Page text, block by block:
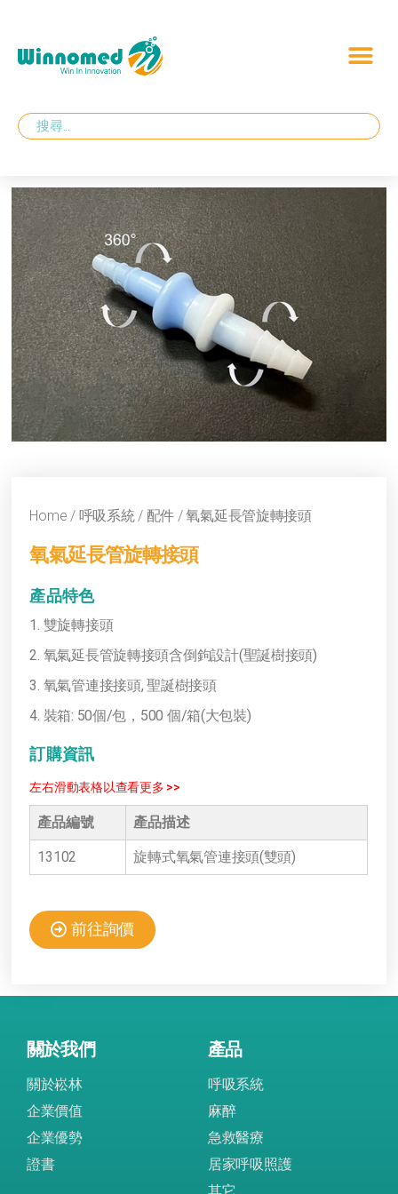
Home / 呼吸系統/ 配件 / 氧氣延長管旋轉接頭
氧氣延長管旋轉接頭
產品特色
1. 雙旋轉接頭
2. 氧氣延長管旋轉接頭含倒鉤設計(聖誕樹接頭)
3. 氧氣管連接接頭, 聖誕樹接頭
4. 裝箱: 50個/包，500 個/箱(大包裝)
訂購資訊
產品編號 產品描述
13102 旋轉式氧氣管連接頭(雙頭)
前往詢價
關於我們
關於崧林
企業價值
企業優勢
證書
產品
呼吸系統
麻醉
急救醫療
居家呼吸照護